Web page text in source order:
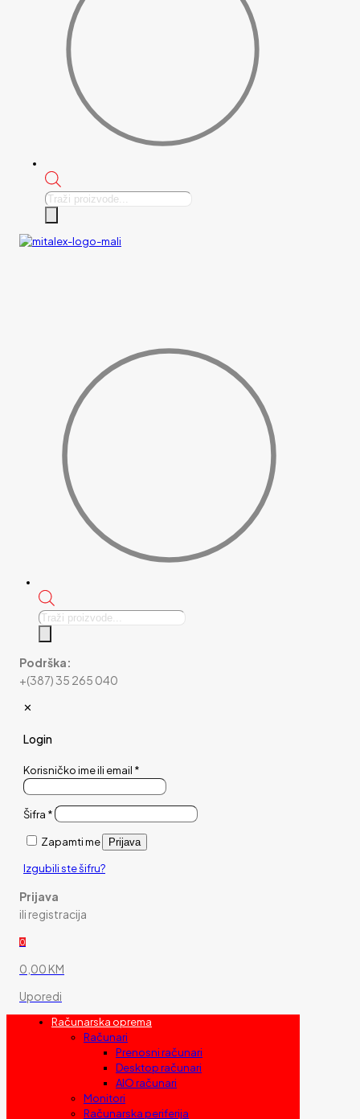
Products
Products
Podrška:
+(387) 35 265 040
✕
Login
Korisničko ime ili email *
Šifra *
Zapamti me Prijava
Izgubili ste šifru?
Prijava
ili registracija
0
0,00 KM
Uporedi
Računarska oprema
Računari
Prenosni računari
Desktop računari
AIO računari
Monitori
Računarska periferija